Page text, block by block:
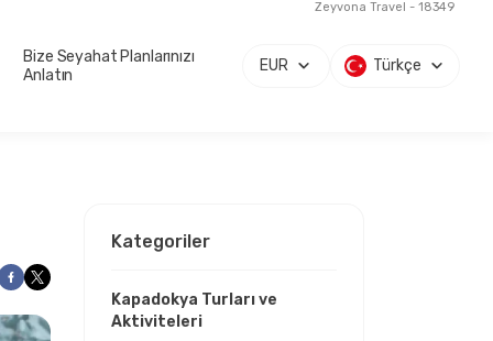
Zeyvona Travel - 18349
Bize Seyahat Planlarınızı
Anlatın
EUR Türkçe
Kategoriler
Kapadokya Turları ve
Aktiviteleri